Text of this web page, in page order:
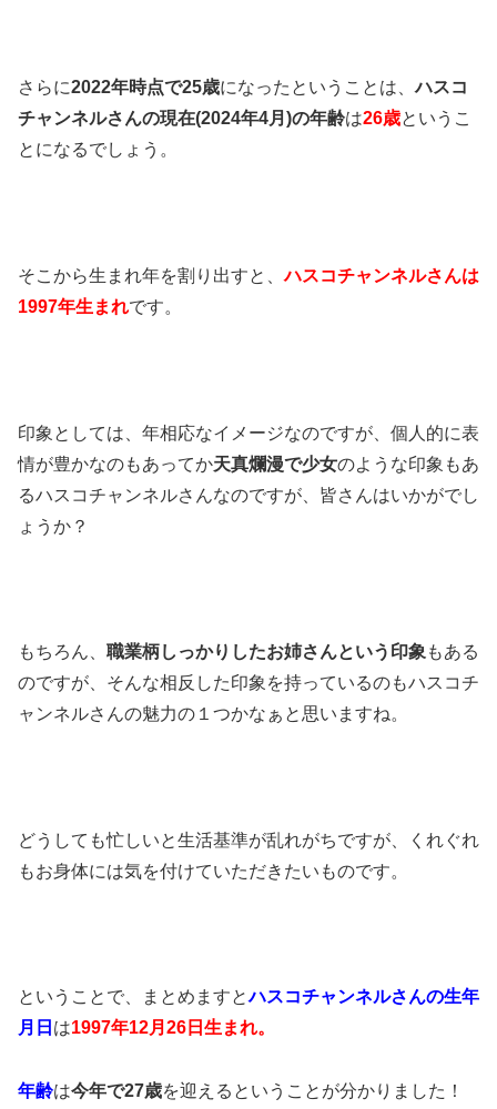
さらに2022年時点で25歳になったということは、ハスコ
チャンネルさんの現在(2024年4月)の年齢は26歳というこ
とになるでしょう。
そこから生まれ年を割り出すと、ハスコチャンネルさんは
1997年生まれです。
印象としては、年相応なイメージなのですが、個人的に表
情が豊かなのもあってか天真爛漫で少女のような印象もあ
るハスコチャンネルさんなのですが、皆さんはいかがでし
ょうか？
もちろん、 職業柄しっかりしたお姉さんという印象 もある
のですが、そんな相反した印象を持っているのもハスコチ
ャンネルさんの魅力の１つかなぁと思いますね。
どうしても忙しいと生活基準が乱れがちですが、くれぐれ
もお身体には気を付けていただきたいものです。
ということで、まとめますとハスコチャンネルさんの生年
月日 は1997年12月26日生まれ。
年齢は今年で27歳を迎えるということが分かりました！